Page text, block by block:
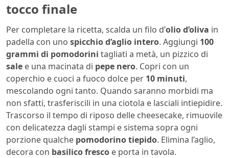
tocco finale
Per completare la ricetta, scalda un filo d’olio d’oliva in
padella con uno spicchio d’aglio intero. Aggiungi 100
grammi di pomodorini tagliati a metà, un pizzico di
sale e una macinata di pepe nero. Copri con un
coperchio e cuoci a fuoco dolce per 10 minuti,
mescolando ogni tanto. Quando saranno morbidi ma
non sfatti, trasferiscili in una ciotola e lasciali intiepidire.
Trascorso il tempo di riposo delle cheesecake, rimuovile
con delicatezza dagli stampi e sistema sopra ogni
porzione qualche pomodorino tiepido. Elimina l’aglio,
decora con basilico fresco e porta in tavola.